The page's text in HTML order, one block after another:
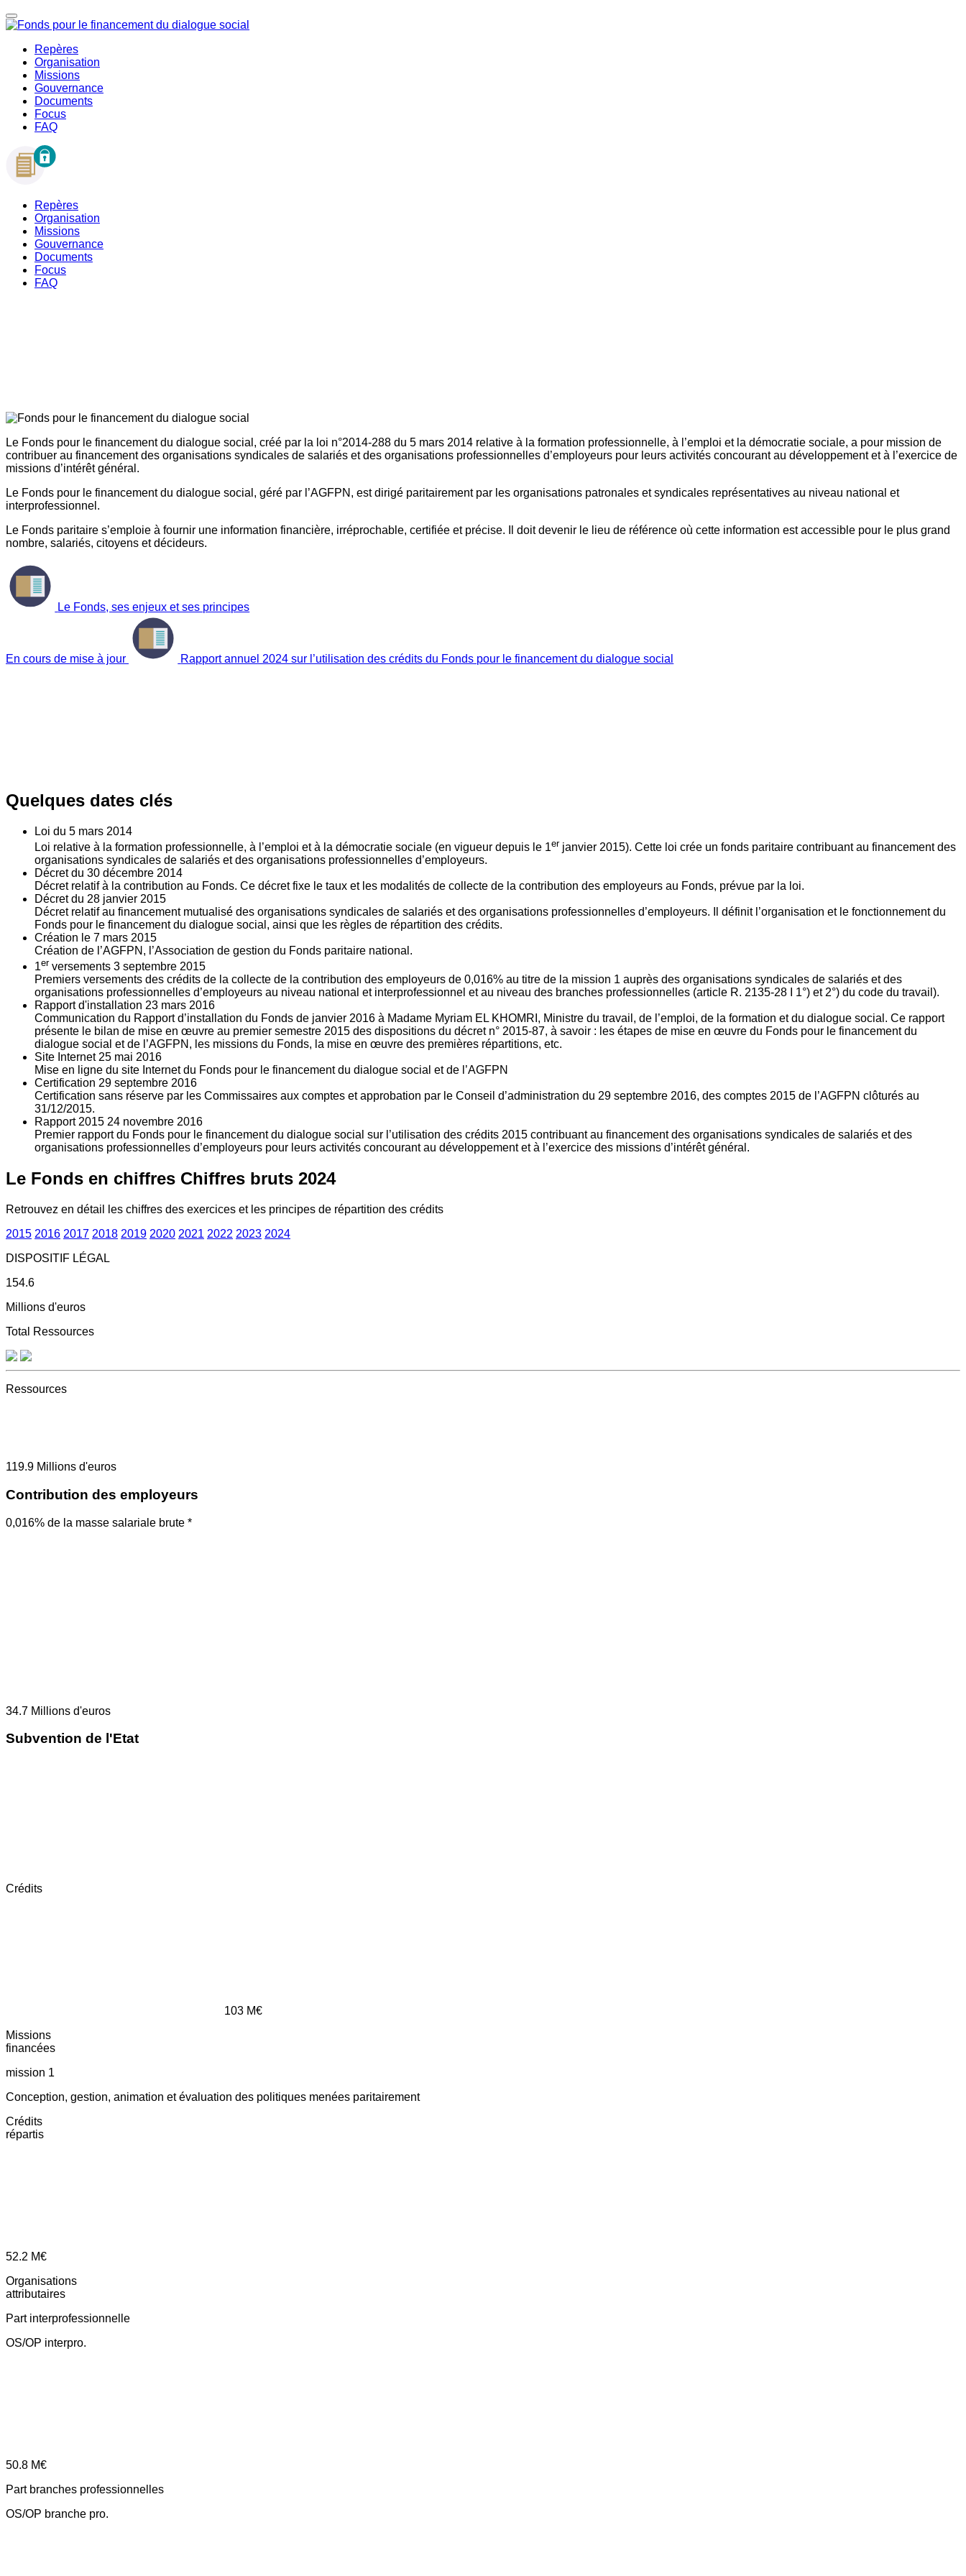
Repères
Organisation
Missions
Gouvernance
Documents
Focus
FAQ
Repères
Organisation
Missions
Gouvernance
Documents
Focus
FAQ
Le Fonds pour le financement du dialogue social, créé par la loi n°2014-288 du 5 mars 2014 relative à la formation professionnelle, à l’emploi et la démocratie sociale, a pour mission de
contribuer au financement des organisations syndicales de salariés et des organisations professionnelles d’employeurs pour leurs activités concourant au développement et à l’exercice de
missions d’intérêt général.
Le Fonds pour le financement du dialogue social, géré par l’AGFPN, est dirigé paritairement par les organisations patronales et syndicales représentatives au niveau national et
interprofessionnel.
Le Fonds paritaire s’emploie à fournir une information financière, irréprochable, certifiée et précise. Il doit devenir le lieu de référence où cette information est accessible pour le plus grand
nombre, salariés, citoyens et décideurs.
Le Fonds, ses enjeux et ses principes
En cours de mise à jour Rapport annuel 2024 sur l’utilisation des crédits du Fonds pour le financement du dialogue social
Quelques dates clés
Loi du 5 mars 2014
Loi relative à la formation professionnelle, à l’emploi et à la démocratie sociale (en vigueur depuis le 1er janvier 2015). Cette loi crée un fonds paritaire contribuant au financement des
organisations syndicales de salariés et des organisations professionnelles d’employeurs.
Décret du 30 décembre 2014
Décret relatif à la contribution au Fonds. Ce décret fixe le taux et les modalités de collecte de la contribution des employeurs au Fonds, prévue par la loi.
Décret du 28 janvier 2015
Décret relatif au financement mutualisé des organisations syndicales de salariés et des organisations professionnelles d’employeurs. Il définit l’organisation et le fonctionnement du
Fonds pour le financement du dialogue social, ainsi que les règles de répartition des crédits.
Création le 7 mars 2015
Création de l’AGFPN, l’Association de gestion du Fonds paritaire national.
1er versements 3 septembre 2015
Premiers versements des crédits de la collecte de la contribution des employeurs de 0,016% au titre de la mission 1 auprès des organisations syndicales de salariés et des
organisations professionnelles d’employeurs au niveau national et interprofessionnel et au niveau des branches professionnelles (article R. 2135‐28 I 1°) et 2°) du code du travail).
Rapport d'installation 23 mars 2016
Communication du Rapport d’installation du Fonds de janvier 2016 à Madame Myriam EL KHOMRI, Ministre du travail, de l’emploi, de la formation et du dialogue social. Ce rapport
présente le bilan de mise en œuvre au premier semestre 2015 des dispositions du décret n° 2015-87, à savoir : les étapes de mise en œuvre du Fonds pour le financement du
dialogue social et de l’AGFPN, les missions du Fonds, la mise en œuvre des premières répartitions, etc.
Site Internet 25 mai 2016
Mise en ligne du site Internet du Fonds pour le financement du dialogue social et de l’AGFPN
Certification 29 septembre 2016
Certification sans réserve par les Commissaires aux comptes et approbation par le Conseil d’administration du 29 septembre 2016, des comptes 2015 de l’AGFPN clôturés au
31/12/2015.
Rapport 2015 24 novembre 2016
Premier rapport du Fonds pour le financement du dialogue social sur l’utilisation des crédits 2015 contribuant au financement des organisations syndicales de salariés et des
organisations professionnelles d’employeurs pour leurs activités concourant au développement et à l’exercice des missions d’intérêt général.
Le Fonds en chiffres Chiffres bruts 2024
Retrouvez en détail les chiffres des exercices et les principes de répartition des crédits
2015 2016 2017 2018 2019 2020 2021 2022 2023 2024
DISPOSITIF LÉGAL
154.6
Millions d'euros
Total Ressources
Ressources
119.9 Millions d'euros
Contribution des employeurs
0,016% de la masse salariale brute *
34.7 Millions d'euros
Subvention de l'Etat
Crédits
103 M€
Missions
financées
mission 1
Conception, gestion, animation et évaluation des politiques menées paritairement
Crédits
répartis
52.2 M€
Organisations
attributaires
Part interprofessionnelle
OS/OP interpro.
50.8 M€
Part branches professionnelles
OS/OP branche pro.